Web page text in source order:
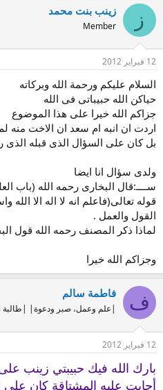
ز زينب بنت محمد
Member
12 فبراير 2012
السلام عليكم ورحمة الله وبركاته
حياكن الله حبيباتى فى الله
جزاكم الله خيرا على هذا الموضوع
اردت ان انبه ام سعد ان الاخت منه
بل كان على السؤال الذى قبله الذى
ولدى سؤال انا ايضا
ســــ:قال البخارى رحمه الله (باب
قوله تعالى(فاعلم انه لا اله الا الله
القول والعمل .
لماذا ذكر المصنف رحمه الله قول
وجزاكم الله خيرا
ف فاطمة سالم
|علم وعمل، صبر ودعوة| |طالبة في
12 فبراير 2012
بارك الله فيك حبيبتي زينب
أجابت عليه المشتاقة كان